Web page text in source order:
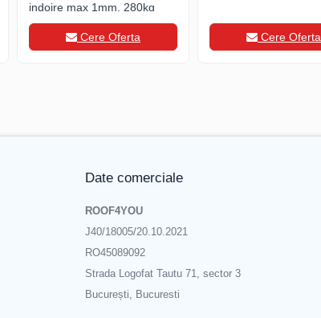
indoire max 1mm, 280kg
Cere Oferta Cere Oferta
Date comerciale
ROOF4YOU
J40/18005/20.10.2021
RO45089092
Strada Logofat Tautu 71, sector 3
București, Bucuresti